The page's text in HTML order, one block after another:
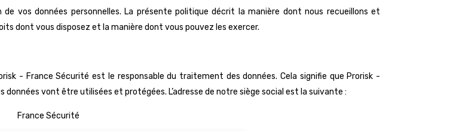
vos données personnelles. La présente politique décrit la manière dont nous recueillons et
dont vous disposez et la manière dont vous pouvez les exercer.
- France Sécurité est le responsable du traitement des données. Cela signifie queProrisk -
vont être utilisées et protégées. L’adresse de notre siège social est la suivante :
France Sécurité